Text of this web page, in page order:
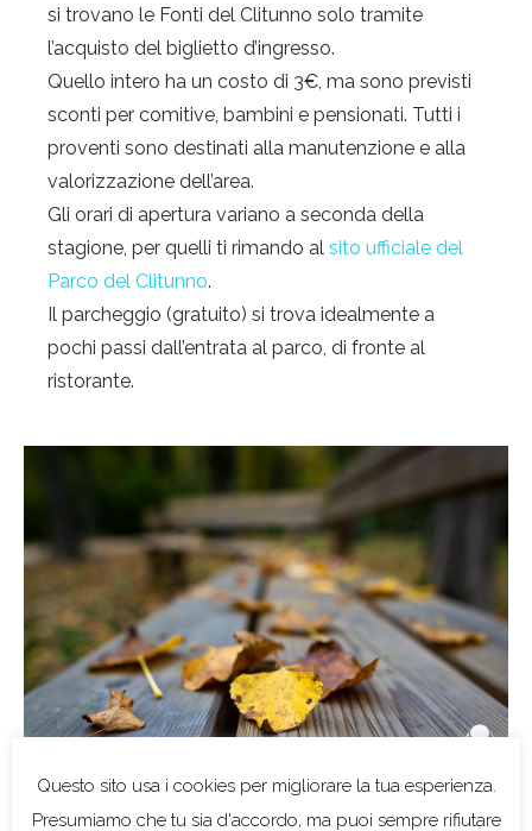
si trovano le Fonti del Clitunno solo tramite
l’acquisto del biglietto d’ingresso.
Quello intero ha un costo di 3€, ma sono previsti
sconti per comitive, bambini e pensionati. Tutti i
proventi sono destinati alla manutenzione e alla
valorizzazione dell’area.
Gli orari di apertura variano a seconda della
stagione, per quelli ti rimando al sito ufficiale del
Parco del Clitunno.
Il parcheggio (gratuito) si trova idealmente a
pochi passi dall’entrata al parco, di fronte al
ristorante.